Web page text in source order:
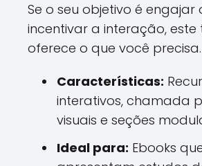
Se o seu objetivo é engajar
incentivar a interação,
oferece o que você precisa.
Características:
interativos, chamada
visuais e seções
Ideal para: Ebooks